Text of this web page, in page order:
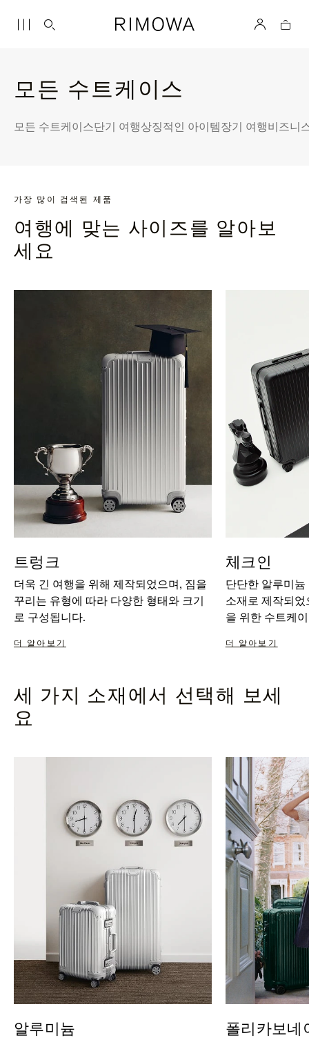
모든 수트케이스
모든 수트케이스단기 여행상징적인 아이템장기 여행비즈니
가장 많이 검색된 제품
여행에 맞는 사이즈를 알아보
세요
트렁크
더욱 긴 여행을 위해 제작되었으며, 짐을
꾸리는 유형에 따라 다양한 형태와 크기
로 구성됩니다.
더 알아보기
체크인
단단한 알루미
소재로 제작되
을 위한 수트케
더 알아보기
세 가지 소재에서 선택해 보세
요
알루미늄 폴리카보네